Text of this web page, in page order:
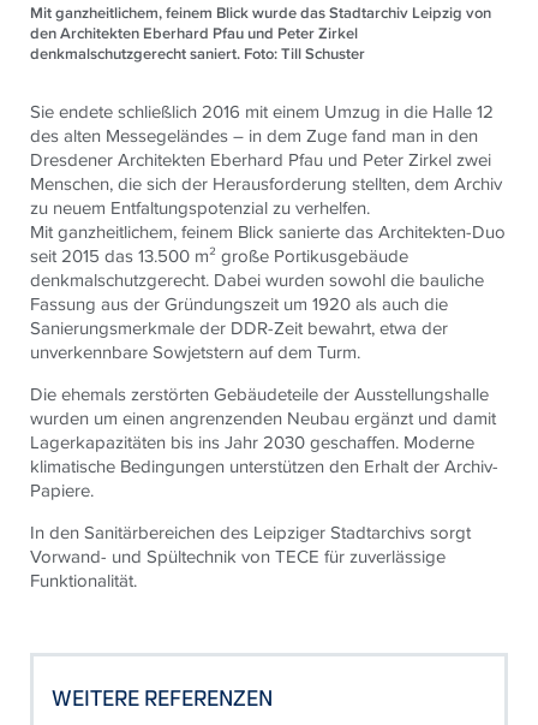
Mit ganzheitlichem, feinem Blick wurde das Stadtarchiv Leipzig von
den Architekten Eberhard Pfau und Peter Zirkel
denkmalschutzgerecht saniert. Foto: Till Schuster
Sie endete schließlich 2016 mit einem Umzug in die Halle 12
des alten Messegeländes – in dem Zuge fand man in den
Dresdener Architekten Eberhard Pfau und Peter Zirkel zwei
Menschen, die sich der Herausforderung stellten, dem Archiv
zu neuem Entfaltungspotenzial zu verhelfen.
Mit ganzheitlichem, feinem Blick sanierte das Architekten-Duo
seit 2015 das 13.500 m² große Portikusgebäude
denkmalschutzgerecht. Dabei wurden sowohl die bauliche
Fassung aus der Gründungszeit um 1920 als auch die
Sanierungsmerkmale der DDR-Zeit bewahrt, etwa der
unverkennbare Sowjetstern auf dem Turm.
Die ehemals zerstörten Gebäudeteile der Ausstellungshalle
wurden um einen angrenzenden Neubau ergänzt und damit
Lagerkapazitäten bis ins Jahr 2030 geschaffen. Moderne
klimatische Bedingungen unterstützen den Erhalt der Archiv-
Papiere.
In den Sanitärbereichen des Leipziger Stadtarchivs sorgt
Vorwand- und Spültechnik von TECE für zuverlässige
Funktionalität.
WEITERE REFERENZEN